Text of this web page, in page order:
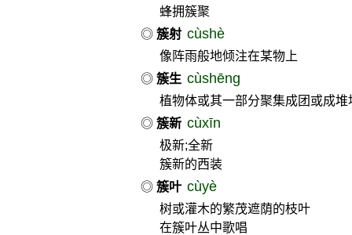
蜂拥簇聚
◎ 簇射 cùshè
像阵雨般地倾注在某物上
◎ 簇生 cùshēng
植物体或其一部分聚集成团或成堆
◎ 簇新 cùxīn
极新;全新
簇新的西装
◎ 簇叶 cùyè
树或灌木的繁茂遮荫的枝叶
在簇叶丛中歌唱